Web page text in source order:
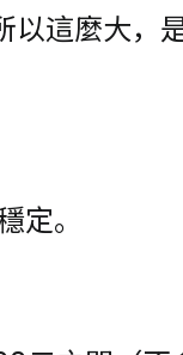
以這麼大，
。